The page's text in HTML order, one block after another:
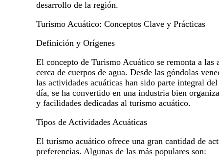
desarrollo de la región.
Turismo Acuático: Conceptos Clave y Prácticas
Definición y Orígenes
El concepto de Turismo Acuático se remonta a
cerca de cuerpos de agua. Desde las góndolas
las actividades acuáticas han sido parte integral
día, se ha convertido en una industria bien
y facilidades dedicadas al turismo acuático.
Tipos de Actividades Acuáticas
El turismo acuático ofrece una gran cantidad de
preferencias. Algunas de las más populares son: